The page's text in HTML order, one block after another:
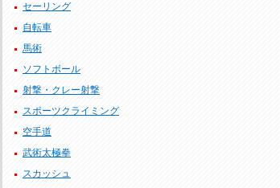
セーリング
自転車
馬術
ソフトボール
射撃・クレー射撃
スポーツクライミング
空手道
武術太極拳
スカッシュ